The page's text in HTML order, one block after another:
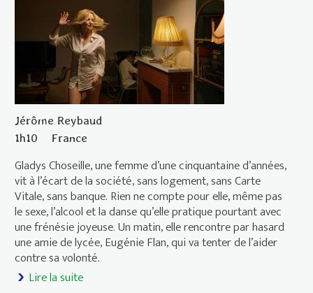
Jérôme Reybaud
1h10
France
Gladys Choseille, une femme d’une cinquantaine d’années,
vit à l’écart de la société, sans logement, sans Carte
Vitale, sans banque. Rien ne compte pour elle, même pas
le sexe, l’alcool et la danse qu’elle pratique pourtant avec
une frénésie joyeuse. Un matin, elle rencontre par hasard
une amie de lycée, Eugénie Flan, qui va tenter de l’aider
contre sa volonté.
Lire la suite